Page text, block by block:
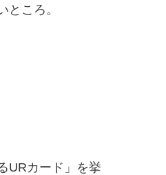
ころ。
URカード」を挙